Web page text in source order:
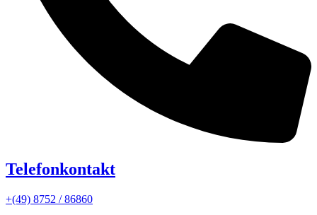
Telefonkontakt
+(49) 8752 / 86860